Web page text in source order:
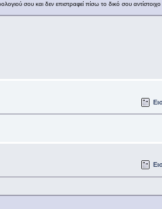
σου και δεν επιστραφεί πίσω το δικό σου αντίστοιχο